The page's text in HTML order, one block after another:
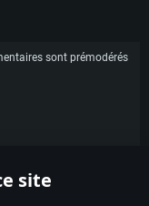
site
sont prémodérés